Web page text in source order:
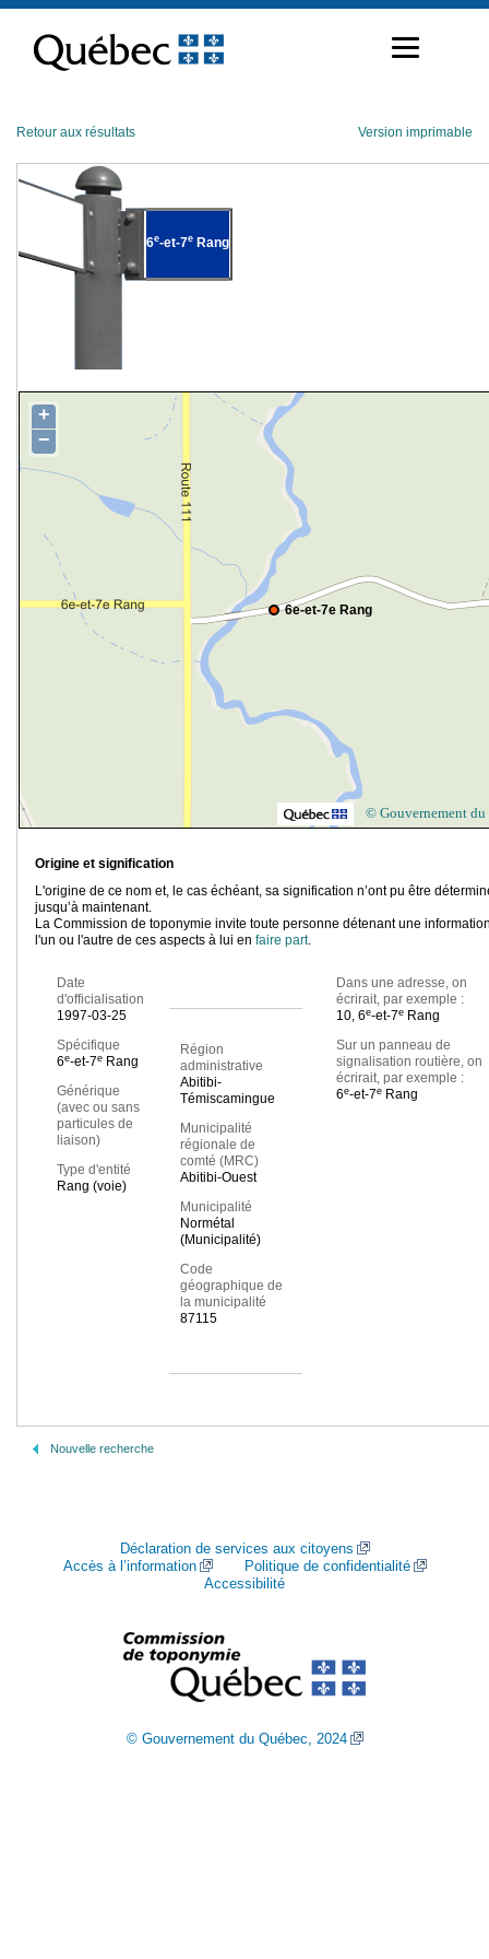
contenu
Retour aux résultats Version imprimable
6e-et-7e Rang
6e-et-7e Rang
+
−
© Gouvernement du
Origine et signification
L'origine de ce nom et, le cas échéant, sa signification n’ont pu être
jusqu’à maintenant.
La Commission de toponymie invite toute personne détenant une
l'un ou l'autre de ces aspects à lui en faire part.
Date
d'officialisation
1997-03-25
Spécifique
6e-et-7e Rang
Générique
(avec ou sans
particules de
liaison)
Type d'entité
Rang (voie)
Région
administrative
Abitibi-
Témiscamingue
Municipalité
régionale de
comté (MRC)
Abitibi-Ouest
Municipalité
Normétal
(Municipalité)
Code
géographique de
la municipalité
87115
Dans une adresse, on
écrirait, par exemple :
10, 6e-et-7eRang
Sur un panneau de
signalisation routière, on
écrirait, par exemple :
6e-et-7eRang
Nouvelle recherche
Déclaration de services aux citoyens
Accès à l’information
Politique de confidentialité
Accessibilité
© Gouvernement du Québec, 2024